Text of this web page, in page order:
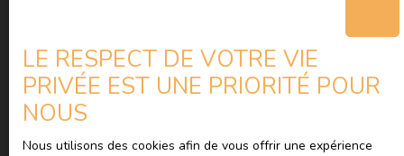
Recevoir des annonces
LE RESPECT DE VOTRE VIE
PRIVÉE EST UNE PRIORITÉ POUR
NOUS
Nous utilisons des cookies afin de vous offrir une expérience